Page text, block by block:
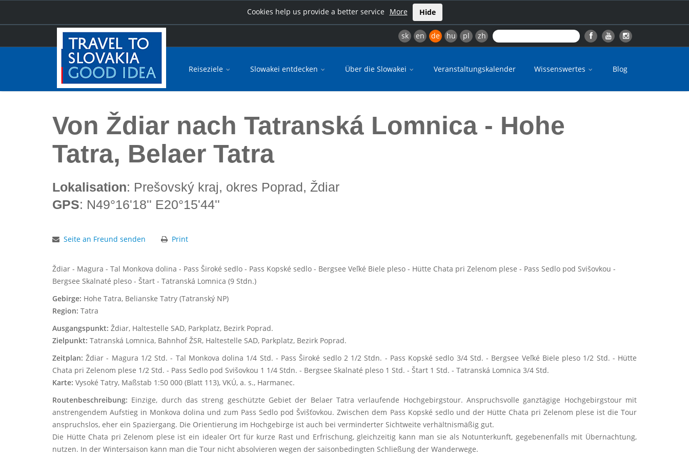
Cookies help us provide a better service More Hide
sk en de hu pl zh
Reiseziele Slowakei entdecken Über die Slowakei Veranstaltungskalender Wissenswertes Blog
Hauptseite Von Ždiar nach Tatranská Lomnica - Hohe Tatra, Belaer Tatra
Von Ždiar nach Tatranská Lomnica - Hohe
Tatra, Belaer Tatra
Lokalisation: Prešovský kraj, okres Poprad, Ždiar
GPS: N49°16'18'' E20°15'44''
Seite an Freund senden Print
Ždiar - Magura - Tal Monkova dolina - Pass Široké sedlo - Pass Kopské sedlo - Bergsee Veľké Biele pleso - Hütte Chata pri Zelenom plese - Pass Sedlo pod Svišovkou -
Bergsee Skalnaté pleso - Štart - Tatranská Lomnica (9 Stdn.)
Gebirge: Hohe Tatra, Belianske Tatry (Tatranský NP)
Region: Tatra
Ausgangspunkt: Ždiar, Haltestelle SAD, Parkplatz, Bezirk Poprad.
Zielpunkt: Tatranská Lomnica, Bahnhof ŽSR, Haltestelle SAD, Parkplatz, Bezirk Poprad.
Zeitplan: Ždiar - Magura 1/2 Std. - Tal Monkova dolina 1/4 Std. - Pass Široké sedlo 2 1/2 Stdn. - Pass Kopské sedlo 3/4 Std. - Bergsee Veľké Biele pleso 1/2 Std. - Hütte
Chata pri Zelenom plese 1/2 Std. - Pass Sedlo pod Svišovkou 1 1/4 Stdn. - Bergsee Skalnaté pleso 1 Std. - Štart 1 Std. - Tatranská Lomnica 3/4 Std.
Karte: Vysoké Tatry, Maßstab 1:50 000 (Blatt 113), VKÚ, a. s., Harmanec.
Routenbeschreibung: Einzige, durch das streng geschützte Gebiet der Belaer Tatra verlaufende Hochgebirgstour. Anspruchsvolle ganztägige Hochgebirgstour mit
anstrengendem Aufstieg in Monkova dolina und zum Pass Sedlo pod Švišťovkou. Zwischen dem Pass Kopské sedlo und der Hütte Chata pri Zelenom plese ist die Tour
anspruchslos, eher ein Spaziergang. Die Orientierung im Hochgebirge ist auch bei verminderter Sichtweite verhältnismäßig gut.
Die Hütte Chata pri Zelenom plese ist ein idealer Ort für kurze Rast und Erfrischung, gleichzeitig kann man sie als Notunterkunft, gegebenenfalls mit Übernachtung,
nutzen. In der Wintersaison kann man die Tour nicht absolvieren wegen der saisonbedingten Schließung der Wanderwege.